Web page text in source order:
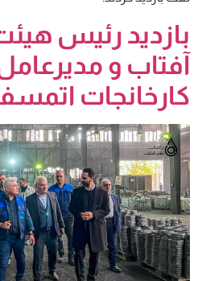
بازدید رئیس
آفتاب و
کارخانجات